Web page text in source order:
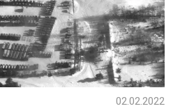
02.02.2022